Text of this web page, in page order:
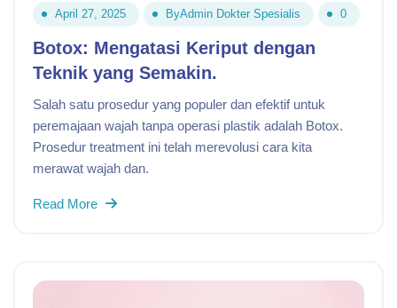
April 27, 2025 ByAdmin Dokter Spesialis 0
Botox: Mengatasi Keriput dengan
Teknik yang Semakin.
Salah satu prosedur yang populer dan efektif untuk
peremajaan wajah tanpa operasi plastik adalah Botox.
Prosedur treatment ini telah merevolusi cara kita
merawat wajah dan.
Read More